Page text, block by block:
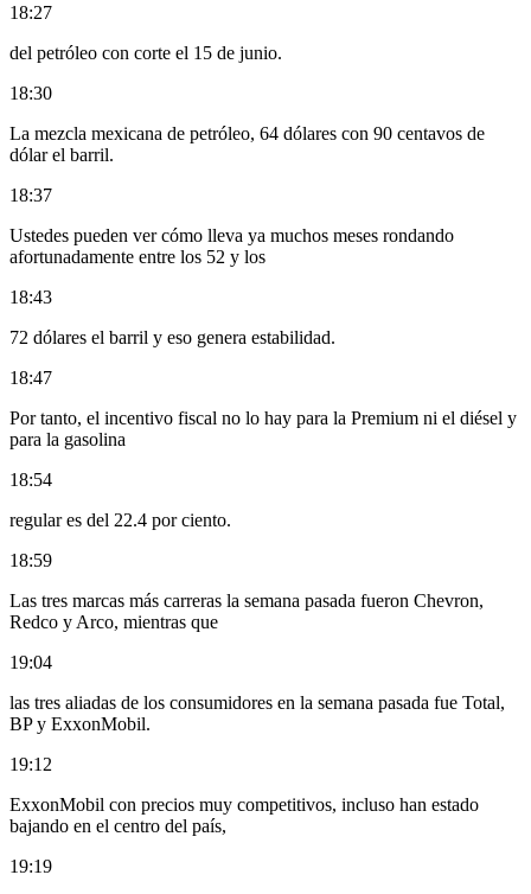
18:27
del petróleo con corte el 15 de junio.
18:30
La mezcla mexicana de petróleo, 64 dólares con 90 centavos de
dólar el barril.
18:37
Ustedes pueden ver cómo lleva ya muchos meses rondando
afortunadamente entre los 52 y los
18:43
72 dólares el barril y eso genera estabilidad.
18:47
Por tanto, el incentivo fiscal no lo hay para la Premium ni el diésel y
para la gasolina
18:54
regular es del 22.4 por ciento.
18:59
Las tres marcas más carreras la semana pasada fueron Chevron,
Redco y Arco, mientras que
19:04
las tres aliadas de los consumidores en la semana pasada fue Total,
BP y ExxonMobil.
19:12
ExxonMobil con precios muy competitivos, incluso han estado
bajando en el centro del país,
19:19